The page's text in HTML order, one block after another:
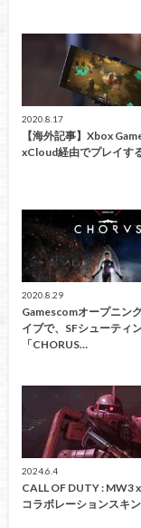
2020.8.17
【海外記事】Xbox
xCloud経由でプレイす
2020.8.29
Gamescomオープニン
イブで、SFシューティ
「CHORUS…
2024.6.4
CALL OF DUTY : MW3
コラボレーションスキ